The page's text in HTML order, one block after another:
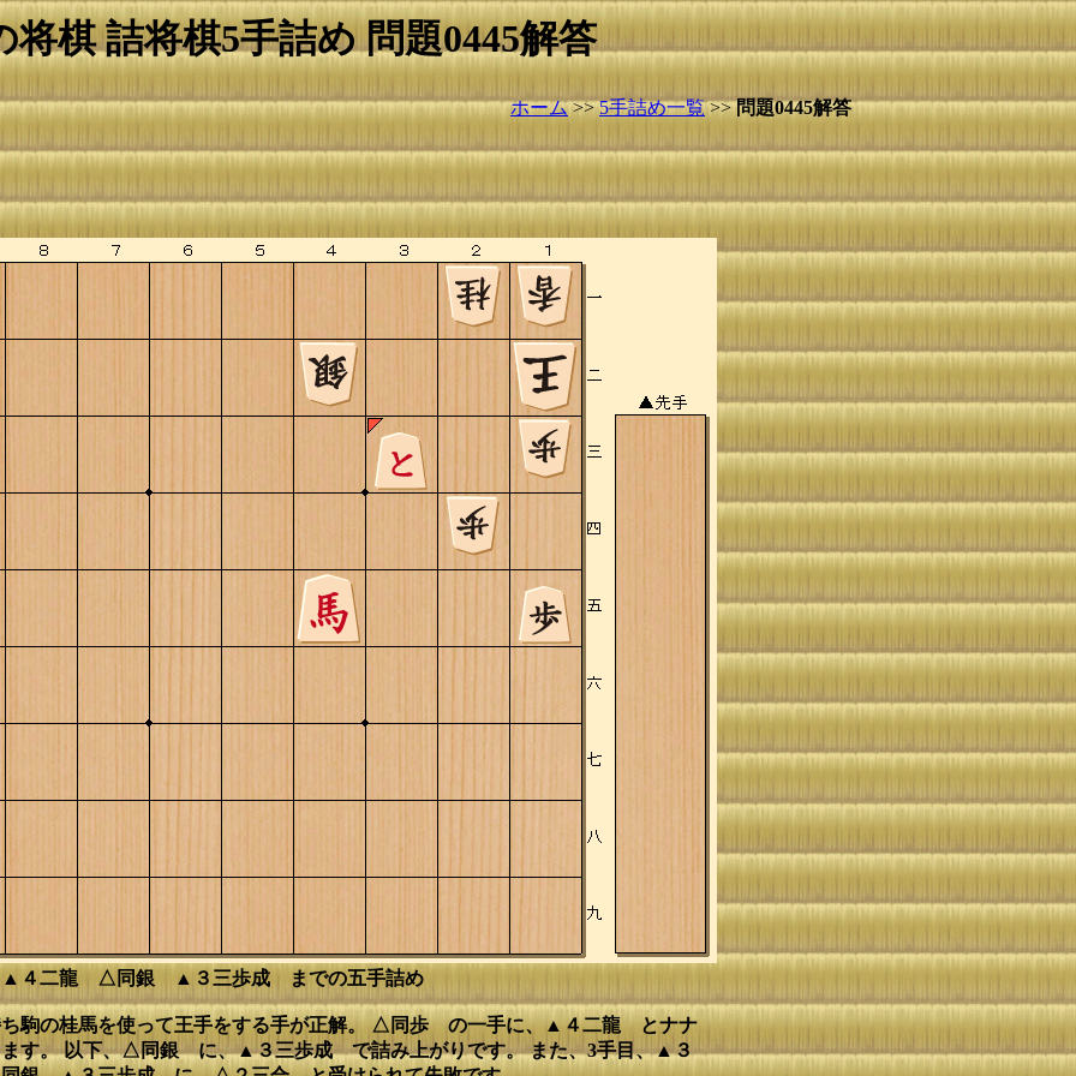
将棋 詰将棋5手詰め 問題0445解答
ホーム>>5手詰め一覧>>問題0445解答
二龍 △同銀 ▲３三歩成 までの五手詰め
駒の桂馬を使って王手をする手が正解。 △同歩 の一手に、▲４二龍 とナナ
ます。 以下、△同銀 に、▲３三歩成 で詰み上がりです。 また、3手目、▲３